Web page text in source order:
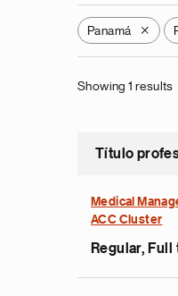
Panamá X
Showing 1 results
Título
Medical
ACC Cluster
Regular, Full